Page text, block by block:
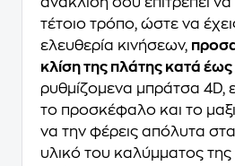
τέτοιο τρόπο, ώστε να
ελευθερία κινήσεων,
κλίση της πλάτης κατά έως
ρυθμίζομενα μπράτσα 4D,
το προσκέφαλο και το
να την φέρεις απόλυτα
υλικό του καλύμματος της